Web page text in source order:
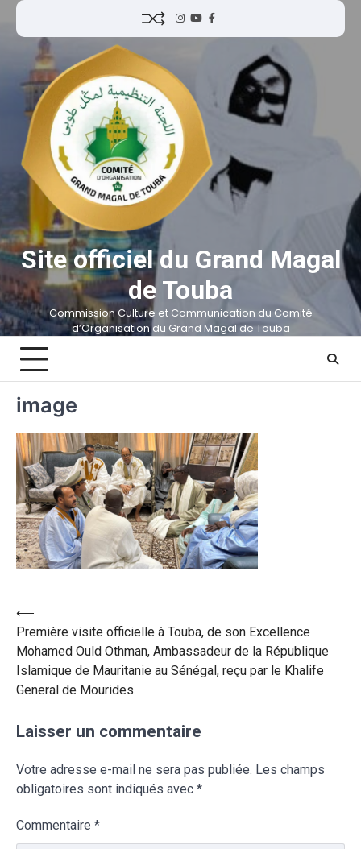
Site officiel du Grand Magal
de Touba
Commission Culture et Communication du Comité
d’Organisation du Grand Magal de Touba
image
⟵
Première visite officielle à Touba, de son Excellence
Mohamed Ould Othman, Ambassadeur de la République
Islamique de Mauritanie au Sénégal, reçu par le Khalife
General de Mourides.
Laisser un commentaire
Votre adresse e-mail ne sera pas publiée. Les champs
obligatoires sont indiqués avec *
Commentaire *